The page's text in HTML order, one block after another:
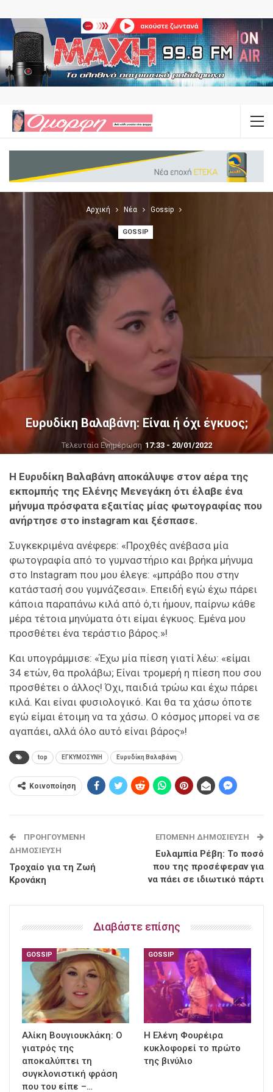
Αρχική Νέα Gossip
GOSSIP
Ευρυδίκη Βαλαβάνη: Είναι ή όχι έγκυος;
Τελευταία Ενημέρωση 17:33 - 20/01/2022
H Ευρυδίκη Βαλαβάνη αποκάλυψε στον αέρα της
εκπομπής της Ελένης Μενεγάκη ότι έλαβε ένα
μήνυμα πρόσφατα εξαιτίας μίας φωτογραφίας που
ανήρτησε στο instagram και ξέσπασε.
Συγκεκριμένα ανέφερε: «Προχθές ανέβασα μία
φωτογραφία από το γυμναστήριο και βρήκα μήνυμα
στο Instagram που μου έλεγε: «μπράβο που στην
κατάστασή σου γυμνάζεσαι». Επειδή εγώ έχω πάρει
κάποια παραπάνω κιλά από ό,τι ήμουν, παίρνω κάθε
μέρα τέτοια μηνύματα ότι είμαι έγκυος. Εμένα μου
προσθέτει ένα τεράστιο βάρος.»!
Και υπογράμμισε: «Έχω μία πίεση γιατί λέω: «είμαι
34 ετών, θα προλάβω; Είναι τρομερή η πίεση που σου
προσθέτει ο άλλος! Όχι, παιδιά τρώω και έχω πάρει
κιλά. Και είναι φυσιολογικό. Και θα τα χάσω όποτε
εγώ είμαι έτοιμη να τα χάσω. Ο κόσμος μπορεί να σε
αγαπάει, αλλά όλο αυτό είναι βάρος»!
top ΕΓΚΥΜΟΣΥΝΗ Ευρυδίκη Βαλαβάνη
Κοινοποίηση
ΠΡΟΗΓΟΎΜΕΝΗ
ΔΗΜΟΣΊΕΥΣΗ
Τροχαίο για τη Ζωή
Κρονάκη
ΕΠΌΜΕΝΗ ΔΗΜΟΣΊΕΥΣΗ
Ευλαμπία Ρέβη: Το ποσό
που της προσέφεραν για
να πάει σε ιδιωτικό πάρτι
Διαβάστε επίσης
GOSSIP
Αλίκη Βουγιουκλάκη: Ο
γιατρός της
αποκαλύπτει τη
συγκλονιστική φράση
που του είπε –…
GOSSIP
Η Ελένη Φουρέιρα
κυκλοφορεί το πρώτο
της βινύλιο